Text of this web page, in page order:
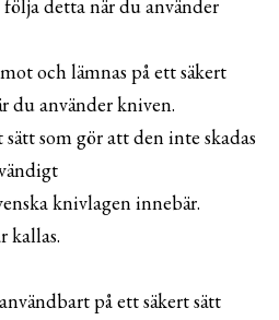
detta när du använder
och lämnas på ett säkert
du använder kniven.
som gör att den inte skadas
knivlagen innebär.
kallas.
på ett säkert sätt